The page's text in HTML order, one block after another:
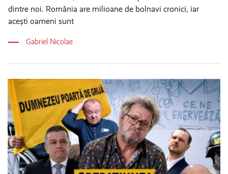
dintre noi. România are milioane de bolnavi cronici, iar
acești oameni sunt
Gabriel Nicolae